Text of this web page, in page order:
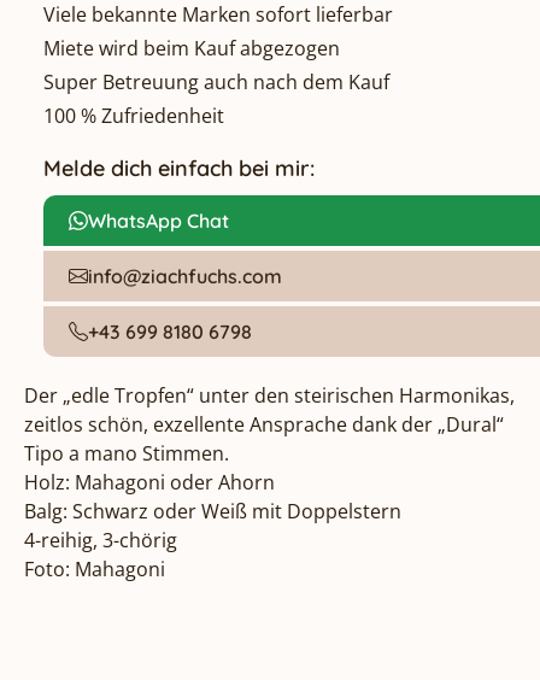
Viele bekannte Marken sofort lieferbar
Miete wird beim Kauf abgezogen
Super Betreuung auch nach dem Kauf
100 % Zufriedenheit
Melde dich einfach bei mir:
WhatsApp Chat
info@ziachfuchs.com
+43 699 8180 6798
Der „edle Tropfen“ unter den steirischen Harmonikas,
zeitlos schön, exzellente Ansprache dank der „Dural“
Tipo a mano Stimmen.
Holz: Mahagoni oder Ahorn
Balg: Schwarz oder Weiß mit Doppelstern
4-reihig, 3-chörig
Foto: Mahagoni